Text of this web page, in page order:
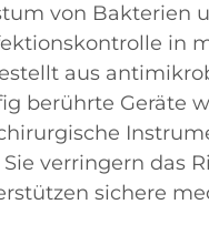
von Bakterien
in
aus
berührte Geräte
verringern das
sichere